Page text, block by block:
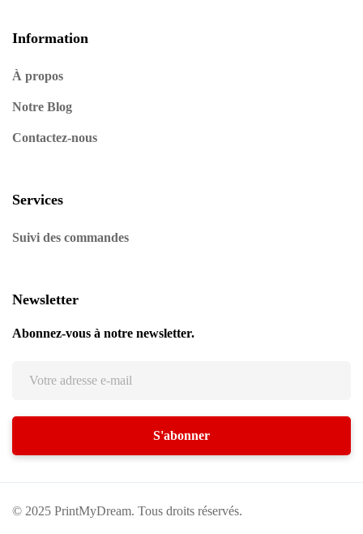
Information
À propos
Notre Blog
Contactez-nous
Services
Suivi des commandes
Newsletter
Abonnez-vous à notre newsletter.
© 2025 PrintMyDream. Tous droits réservés.